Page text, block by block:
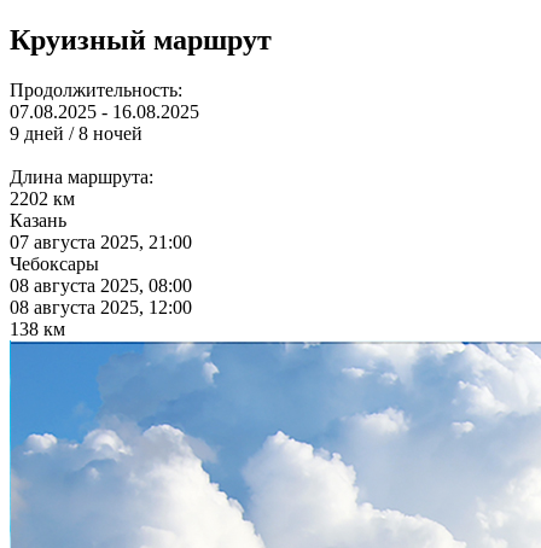
Круизный маршрут
Продолжительность:
07.08.2025 - 16.08.2025
9 дней / 8 ночей
Длина маршрута:
2202 км
Казань
07 августа 2025, 21:00
Чебоксары
08 августа 2025, 08:00
08 августа 2025, 12:00
138 км